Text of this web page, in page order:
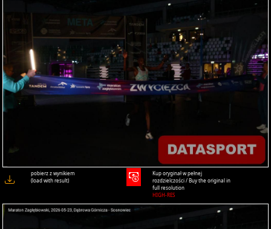
pobierz z wynikiem
(load with result)
Kup oryginał w pełnej
rozdzielczości / Buy the original in
full resolution
HIGH-RES